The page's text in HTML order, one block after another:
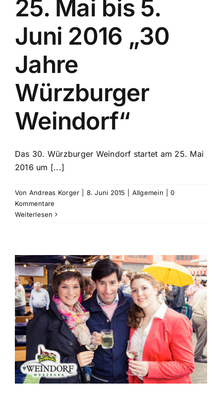
25. Mai bis 5.
Juni 2016 „30
Jahre
Würzburger
Weindorf“
Das 30. Würzburger Weindorf startet am 25. Mai
2016 um [...]
Von Andreas Korger 8. Juni 2015 Allgemein
0
Kommentare
Weiterlesen